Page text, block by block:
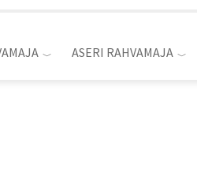
ASERI RAHVAMAJA